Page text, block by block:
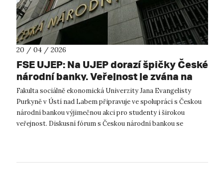
20 / 04 / 2026
FSE UJEP: Na UJEP dorazí špičky České
národní banky. Veřejnost je zvána na
diskusní fórum
Fakulta sociálně ekonomická Univerzity Jana Evangelisty
Purkyně v Ústí nad Labem připravuje ve spolupráci s Českou
národní bankou výjimečnou akci pro studenty i širokou
veřejnost. Diskusní fórum s Českou národní bankou se